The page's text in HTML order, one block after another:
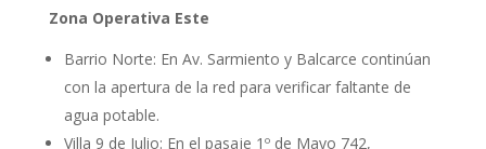
Zona Operativa Este
Barrio Norte: En Av. Sarmiento y Balcarce continúan
con la apertura de la red para verificar faltante de
agua potable.
Villa 9 de Julio: En el pasaje 1º de Mayo 742,